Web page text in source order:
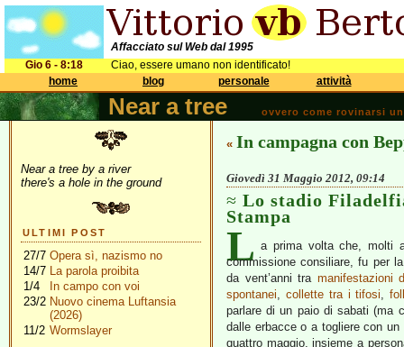
Affacciato sul Web dal 1995
Gio 6 - 8:18
Ciao, essere umano non identificato!
home
blog personale attività
Near a tree ovvero come rovinarsi
Near a tree by a river
there's a hole in the ground
ULTIMI POST
27/7 Opera sì, nazismo no
14/7 La parola proibita
1/4
In campo con voi
23/2 Nuovo cinema Luftansia
(2026)
11/2 Wormslayer
« In campagna con
Giovedì 31 Maggio 2012, 09:14
Lo stadio
Stampa
L a prima volta che, molti
commissione consiliare, fu per
da vent’anni tra manifestazioni
spontanei, collette tra i tifosi,
parlare di un paio di sabati (ma
dalle erbacce o a togliere con
quattro maggio, insieme a